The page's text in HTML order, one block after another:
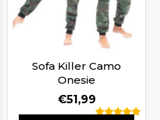
Sofa Killer Camo
Onesie
€51,99